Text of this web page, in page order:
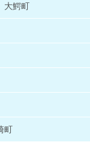
大鰐町
町